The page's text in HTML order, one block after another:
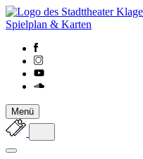
Spielplan & Karten
Menü